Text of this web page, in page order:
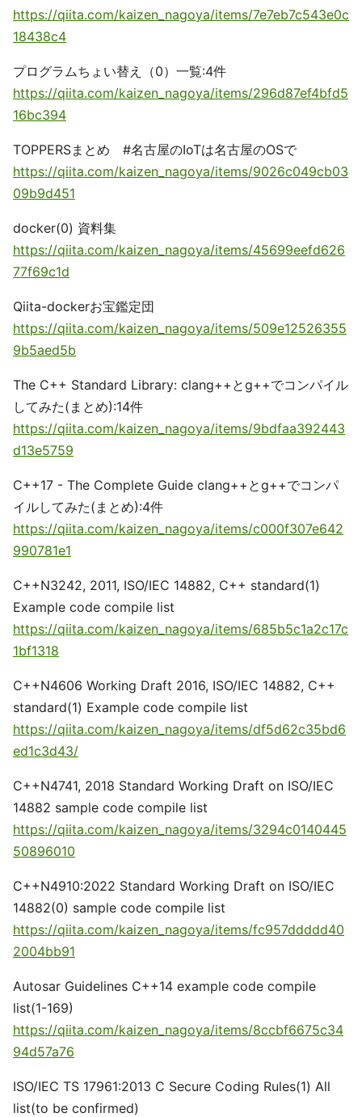
https://qiita.com/kaizen_nagoya/items/7e7eb7c543e0c
18438c4
プログラムちょい替え（0）一覧:4件
https://qiita.com/kaizen_nagoya/items/296d87ef4bfd5
16bc394
TOPPERSまとめ #名古屋のIoTは名古屋のOSで
https://qiita.com/kaizen_nagoya/items/9026c049cb03
09b9d451
docker(0) 資料集
https://qiita.com/kaizen_nagoya/items/45699eefd626
77f69c1d
Qiita-dockerお宝鑑定団
https://qiita.com/kaizen_nagoya/items/509e12526355
9b5aed5b
The C++ Standard Library: clang++とg++でコンパイル
してみた(まとめ):14件
https://qiita.com/kaizen_nagoya/items/9bdfaa392443
d13e5759
C++17 - The Complete Guide clang++とg++でコンパ
イルしてみた(まとめ):4件
https://qiita.com/kaizen_nagoya/items/c000f307e642
990781e1
C++N3242, 2011, ISO/IEC 14882, C++ standard(1)
Example code compile list
https://qiita.com/kaizen_nagoya/items/685b5c1a2c17c
1bf1318
C++N4606 Working Draft 2016, ISO/IEC 14882, C++
standard(1) Example code compile list
https://qiita.com/kaizen_nagoya/items/df5d62c35bd6
ed1c3d43/
C++N4741, 2018 Standard Working Draft on ISO/IEC
14882 sample code compile list
https://qiita.com/kaizen_nagoya/items/3294c0140445
50896010
C++N4910:2022 Standard Working Draft on ISO/IEC
14882(0) sample code compile list
https://qiita.com/kaizen_nagoya/items/fc957ddddd40
2004bb91
Autosar Guidelines C++14 example code compile
list(1-169)
https://qiita.com/kaizen_nagoya/items/8ccbf6675c34
94d57a76
ISO/IEC TS 17961:2013 C Secure Coding Rules(1) All
list(to be confirmed)